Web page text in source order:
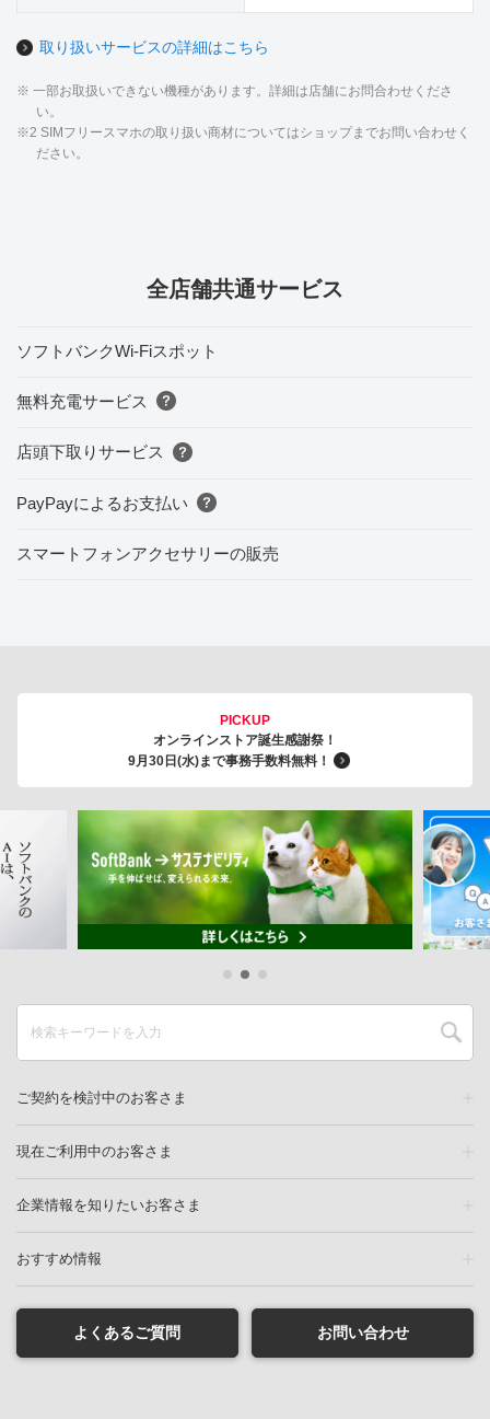
取り扱いサービスの詳細はこちら
※ 一部お取扱いできない機種があります。詳細は店舗にお問合わせくださ
い。
※2 SIMフリースマホの取り扱い商材についてはショップまでお問い合わせく
ださい。
全店舗共通サービス
ソフトバンクWi-Fiスポット
無料充電サービス
店頭下取りサービス
PayPayによるお支払い
スマートフォンアクセサリーの販売
PICKUP
オンラインストア誕生感謝祭！
9月30日(水)まで事務手数料無料！
ご契約を検討中のお客さま
現在ご利用中のお客さま
企業情報を知りたいお客さま
おすすめ情報
よくあるご質問 お問い合わせ